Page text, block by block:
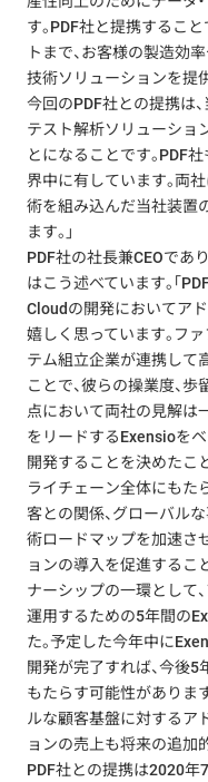
す。PDF社と提携するこ
トまで、お客様の製造効
技術ソリューションを提
今回のPDF社との提携は
テスト解析ソリューショ
とになることです。PDF
界中に有しています。両
術を組み込んだ当社装置
ます。」
PDF社の社長兼CEOであ
はこう述べています。「
Cloudの開発においてア
嬉しく思っています。ファ
テム組立企業が連携して
ことで、彼らの操業度、
点において両社の見解は
をリードするExensioを
開発することを決めたこ
ライチェーン全体にもた
客との関係、グローバル
術ロードマップを加速さ
ョンの導入を促進するこ
ナーシップの一環として
運用するための5年間の
た。予定した今年中に
開発が完了すれば、今後
もたらす可能性がありま
ルな顧客基盤に対するア
ョンの売上も将来の追加
PDF社との提携は2020年